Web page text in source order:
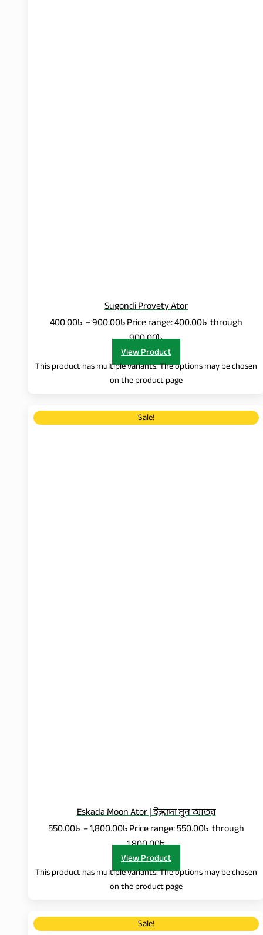
Sugondi Provety Ator
400.00৳ –900.00৳Price range: 400.00৳ through
900.00৳
View Product
This product has multiple variants. The options may be chosen
on the product page
Sale!
Eskada Moon Ator | ইস্কাদা মুন আতর
550.00৳ –1,800.00৳Price range: 550.00৳ through
1,800.00৳
View Product
This product has multiple variants. The options may be chosen
on the product page
Sale!